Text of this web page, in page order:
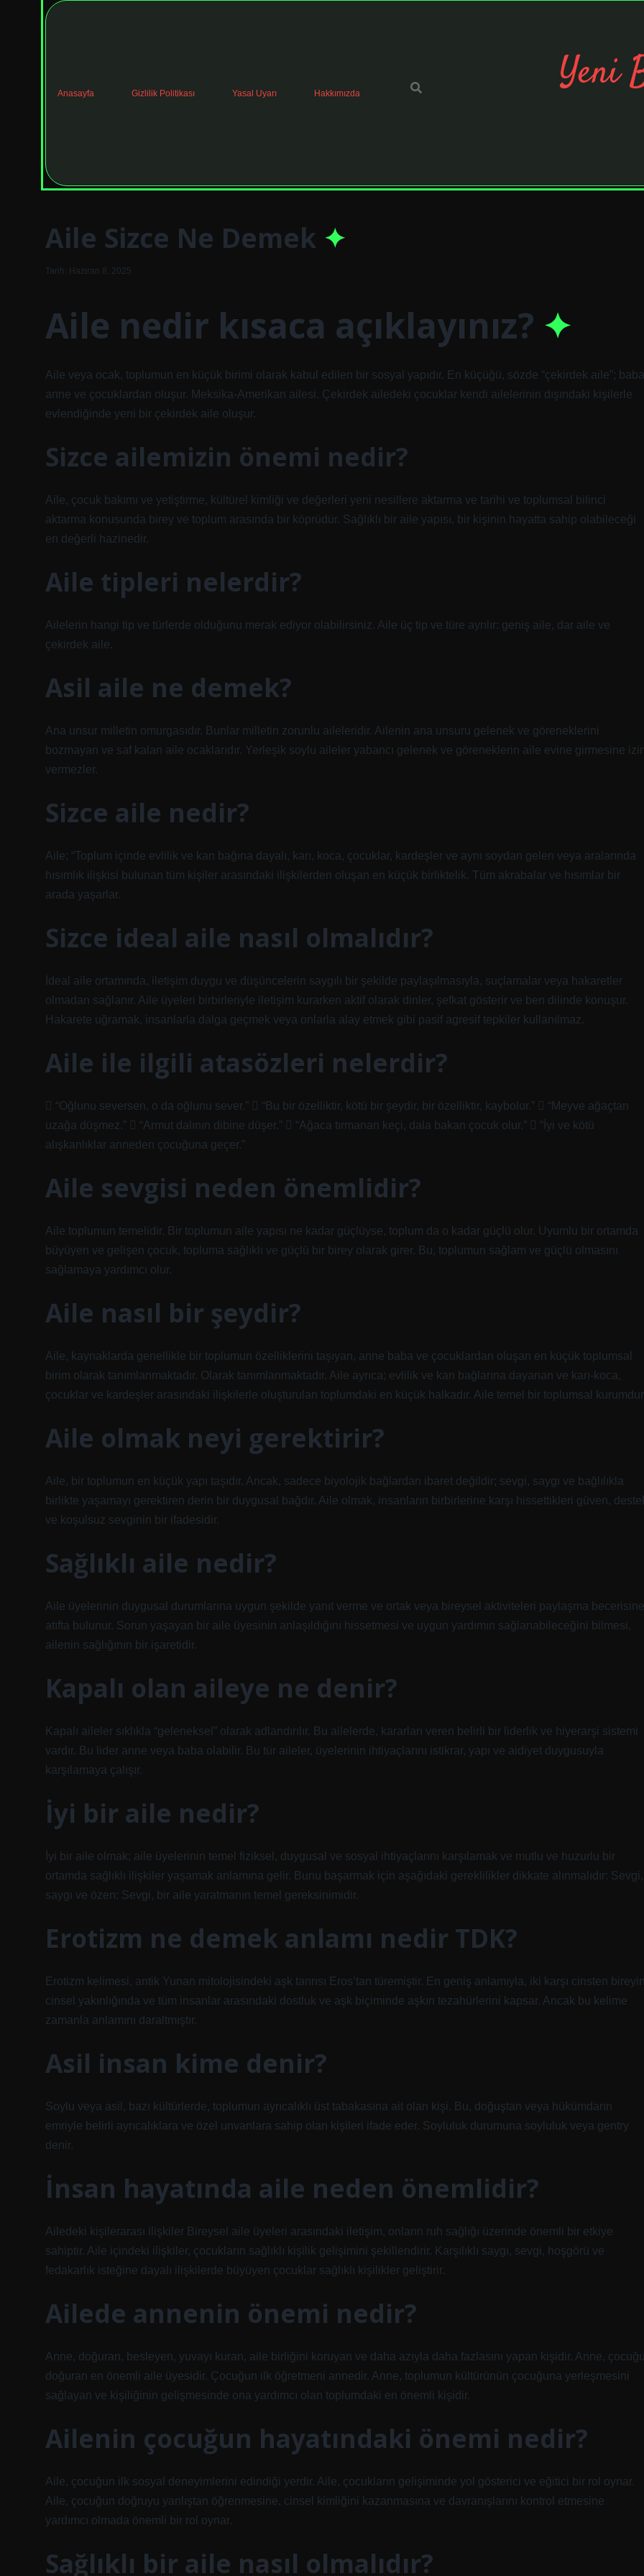
Anasayfa Gizlilik Politikası Yasal Uyarı Hakkımızda Yeni
Aile Sizce Ne Demek
Tarih: Haziran 8, 2025
Aile nedir kısaca açıklayınız?
Aile veya ocak, toplumun en küçük birimi olarak kabul edilen bir sosyal yapıdır. En küçüğü, sözde “çekirdek aile”;
anne ve çocuklardan oluşur. Meksika-Amerikan ailesi. Çekirdek ailedeki çocuklar kendi ailelerinin dışındaki kişilerle
evlendiğinde yeni bir çekirdek aile oluşur.
Sizce ailemizin önemi nedir?
Aile, çocuk bakımı ve yetiştirme, kültürel kimliği ve değerleri yeni nesillere aktarma ve tarihi ve toplumsal bilinci
aktarma konusunda birey ve toplum arasında bir köprüdür. Sağlıklı bir aile yapısı, bir kişinin hayatta sahip olabileceği
en değerli hazinedir.
Aile tipleri nelerdir?
Ailelerin hangi tip ve türlerde olduğunu merak ediyor olabilirsiniz. Aile üç tip ve türe ayrılır: geniş aile, dar aile ve
çekirdek aile.
Asil aile ne demek?
Ana unsur milletin omurgasıdır. Bunlar milletin zorunlu aileleridir. Ailenin ana unsuru gelenek ve göreneklerini
bozmayan ve saf kalan aile ocaklarıdır. Yerleşik soylu aileler yabancı gelenek ve göreneklerin aile evine girmesine
vermezler.
Sizce aile nedir?
Aile; “Toplum içinde evlilik ve kan bağına dayalı, karı, koca, çocuklar, kardeşler ve aynı soydan gelen veya aralarında
hısımlık ilişkisi bulunan tüm kişiler arasındaki ilişkilerden oluşan en küçük birliktelik. Tüm akrabalar ve hısımlar bir
arada yaşarlar.
Sizce ideal aile nasıl olmalıdır?
İdeal aile ortamında, iletişim duygu ve düşüncelerin saygılı bir şekilde paylaşılmasıyla, suçlamalar veya hakaretler
olmadan sağlanır. Aile üyeleri birbirleriyle iletişim kurarken aktif olarak dinler, şefkat gösterir ve ben dilinde konuşur.
Hakarete uğramak, insanlarla dalga geçmek veya onlarla alay etmek gibi pasif agresif tepkiler kullanılmaz.
Aile ile ilgili atasözleri nelerdir?
 “Oğlunu seversen, o da oğlunu sever.”  “Bu bir özelliktir, kötü bir şeydir, bir özelliktir, kaybolur.”  “Meyve ağaçtan
uzağa düşmez.”  “Armut dalının dibine düşer.”  “Ağaca tırmanan keçi, dala bakan çocuk olur.”  “İyi ve kötü
alışkanlıklar anneden çocuğuna geçer.”
Aile sevgisi neden önemlidir?
Aile toplumun temelidir. Bir toplumun aile yapısı ne kadar güçlüyse, toplum da o kadar güçlü olur. Uyumlu bir ortamda
büyüyen ve gelişen çocuk, topluma sağlıklı ve güçlü bir birey olarak girer. Bu, toplumun sağlam ve güçlü olmasını
sağlamaya yardımcı olur.
Aile nasıl bir şeydir?
Aile, kaynaklarda genellikle bir toplumun özelliklerini taşıyan, anne baba ve çocuklardan oluşan en küçük toplumsal
birim olarak tanımlanmaktadır. Olarak tanımlanmaktadır. Aile ayrıca; evlilik ve kan bağlarına dayanan ve karı-koca,
çocuklar ve kardeşler arasındaki ilişkilerle oluşturulan toplumdaki en küçük halkadır. Aile temel bir toplumsal
Aile olmak neyi gerektirir?
Aile, bir toplumun en küçük yapı taşıdır. Ancak, sadece biyolojik bağlardan ibaret değildir; sevgi, saygı ve bağlılıkla
birlikte yaşamayı gerektiren derin bir duygusal bağdır. Aile olmak, insanların birbirlerine karşı hissettikleri güven,
ve koşulsuz sevginin bir ifadesidir.
Sağlıklı aile nedir?
Aile üyelerinin duygusal durumlarına uygun şekilde yanıt verme ve ortak veya bireysel aktiviteleri paylaşma becerisine
atıfta bulunur. Sorun yaşayan bir aile üyesinin anlaşıldığını hissetmesi ve uygun yardımın sağlanabileceğini bilmesi,
ailenin sağlığının bir işaretidir.
Kapalı olan aileye ne denir?
Kapalı aileler sıklıkla “geleneksel” olarak adlandırılır. Bu ailelerde, kararları veren belirli bir liderlik ve hiyerarşi sistemi
vardır. Bu lider anne veya baba olabilir. Bu tür aileler, üyelerinin ihtiyaçlarını istikrar, yapı ve aidiyet duygusuyla
karşılamaya çalışır.
İyi bir aile nedir?
İyi bir aile olmak; aile üyelerinin temel fiziksel, duygusal ve sosyal ihtiyaçlarını karşılamak ve mutlu ve huzurlu bir
ortamda sağlıklı ilişkiler yaşamak anlamına gelir. Bunu başarmak için aşağıdaki gereklilikler dikkate alınmalıdır: Sevgi,
saygı ve özen: Sevgi, bir aile yaratmanın temel gereksinimidir.
Erotizm ne demek anlamı nedir TDK?
Erotizm kelimesi, antik Yunan mitolojisindeki aşk tanrısı Eros’tan türemiştir. En geniş anlamıyla, iki karşı cinsten
cinsel yakınlığında ve tüm insanlar arasındaki dostluk ve aşk biçiminde aşkın tezahürlerini kapsar. Ancak bu kelime
zamanla anlamını daraltmıştır.
Asil insan kime denir?
Soylu veya asil, bazı kültürlerde, toplumun ayrıcalıklı üst tabakasına ait olan kişi. Bu, doğuştan veya hükümdarın
emriyle belirli ayrıcalıklara ve özel unvanlara sahip olan kişileri ifade eder. Soyluluk durumuna soyluluk veya gentry
denir.
İnsan hayatında aile neden önemlidir?
Ailedeki kişilerarası ilişkiler Bireysel aile üyeleri arasındaki iletişim, onların ruh sağlığı üzerinde önemli bir etkiye
sahiptir. Aile içindeki ilişkiler, çocukların sağlıklı kişilik gelişimini şekillendirir. Karşılıklı saygı, sevgi, hoşgörü ve
fedakarlık isteğine dayalı ilişkilerde büyüyen çocuklar sağlıklı kişilikler geliştirir.
Ailede annenin önemi nedir?
Anne, doğuran, besleyen, yuvayı kuran, aile birliğini koruyan ve daha azıyla daha fazlasını yapan kişidir. Anne,
doğuran en önemli aile üyesidir. Çocuğun ilk öğretmeni annedir. Anne, toplumun kültürünün çocuğuna yerleşmesini
sağlayan ve kişiliğinin gelişmesinde ona yardımcı olan toplumdaki en önemli kişidir.
Ailenin çocuğun hayatındaki önemi nedir?
Aile, çocuğun ilk sosyal deneyimlerini edindiği yerdir. Aile, çocukların gelişiminde yol gösterici ve eğitici bir rol oynar.
Aile, çocuğun doğruyu yanlıştan öğrenmesine, cinsel kimliğini kazanmasına ve davranışlarını kontrol etmesine
yardımcı olmada önemli bir rol oynar.
Sağlıklı bir aile nasıl olmalıdır?